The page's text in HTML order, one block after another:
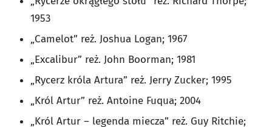
1953
„Camelot” reż. Joshua Logan; 1967
„Excalibur” reż. John Boorman; 1981
„Rycerz króla Artura” reż. Jerry Zucker; 1995
„Król Artur” reż. Antoine Fuqua; 2004
„Król Artur – legenda miecza” reż. Guy Ritchie;